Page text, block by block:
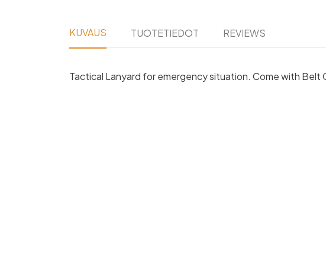
KUVAUS TUOTETIEDOT REVIEWS
Tactical Lanyard for emergency situation. Come with Belt